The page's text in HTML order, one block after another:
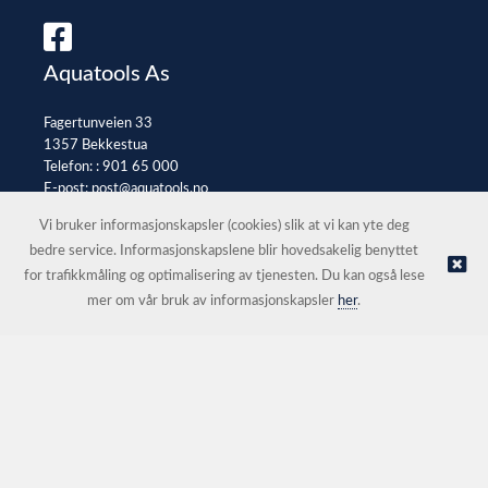
Aquatools As
Fagertunveien 33
1357 Bekkestua
Telefon: : 901 65 000
E-post:post@aquatools.no
© Aquatools As |Nettbutikk levert av Kréatif
Vi bruker informasjonskapsler (cookies) slik at vi kan yte deg
bedre service. Informasjonskapslene blir hovedsakelig benyttet
for trafikkmåling og optimalisering av tjenesten. Du kan også lese
mer om vår bruk av informasjonskapsler her.